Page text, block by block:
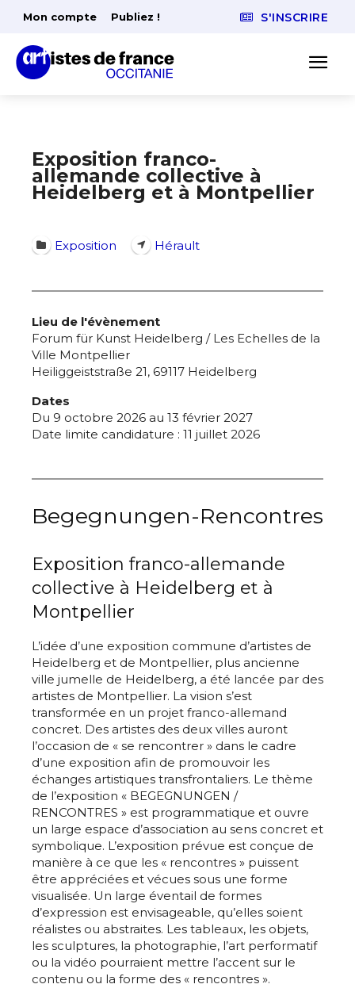
Mon compte Publiez ! S'INSCRIRE
Exposition franco-
allemande collective à
Heidelberg et à Montpellier
Exposition Hérault
Lieu de l'évènement
Forum für Kunst Heidelberg / Les Echelles de la
Ville Montpellier
Heiliggeiststraße 21, 69117 Heidelberg
Dates
Du 9 octobre 2026 au 13 février 2027
Date limite candidature : 11 juillet 2026
Begegnungen-Rencontres
Exposition franco-allemande
collective à Heidelberg et à
Montpellier
L’idée d’une exposition commune d’artistes de
Heidelberg et de Montpellier, plus ancienne
ville jumelle de Heidelberg, a été lancée par des
artistes de Montpellier. La vision s’est
transformée en un projet franco-allemand
concret. Des artistes des deux villes auront
l’occasion de « se rencontrer » dans le cadre
d’une exposition afin de promouvoir les
échanges artistiques transfrontaliers. Le thème
de l’exposition « BEGEGNUNGEN /
RENCONTRES » est programmatique et ouvre
un large espace d’association au sens concret et
symbolique. L’exposition prévue est conçue de
manière à ce que les « rencontres » puissent
être appréciées et vécues sous une forme
visualisée. Un large éventail de formes
d’expression est envisageable, qu’elles soient
réalistes ou abstraites. Les tableaux, les objets,
les sculptures, la photographie, l’art performatif
ou la vidéo pourraient mettre l’accent sur le
contenu ou la forme des « rencontres ».